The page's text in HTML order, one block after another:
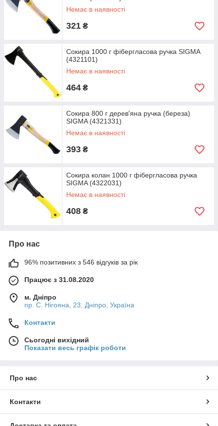
Немає в наявності
321 ₴
Сокира 1000 г фібергласова ручка SIGMA
(4321101)
Немає в наявності
464 ₴
Сокира 800 г дерев'яна ручка (береза)
SIGMA (4321331)
Немає в наявності
393 ₴
Сокира колан 1000 г фібергласова ручка
SIGMA (4322031)
Немає в наявності
408 ₴
Про нас
96% позитивних з 546 відгуків за рік
Працює з 31.08.2020
м. Дніпро
пр. С. Нігояна, 23, Дніпро, Україна
Контакти
Сьогодні вихідний
Показати весь графік роботи
Про нас
Контакти